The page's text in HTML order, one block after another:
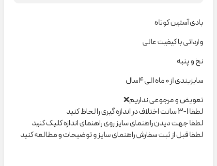
بادی آستین کوتاه
وارداتی با کیفیت عالی
نخ و پنبه
سایزبندی از ۰ ماه الی ۴سال
تعویض و مرجوعی نداریم❌
لطفا 1-3 سانت اختلاف در اندازه گیری را لحاظ کنید
لطفا جهت دیدن راهنمای سایز روی راهنمای اندازه کلیک کنید
لطفا قبل از ثبت سفارش راهنمای سایز و توضیحات و مطالعه کنید